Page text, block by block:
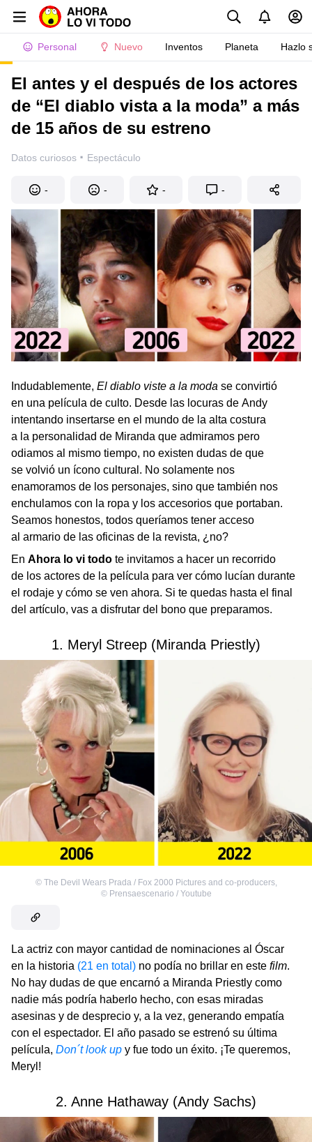
Personal Nuevo Inventos Planeta Hazlo
El antes y el después de los actores
de “El diablo vista a la moda” a más
de 15 años de su estreno
Datos curiosos · Espectáculo
- - - -
Indudablemente, El diablo viste a la moda se convirtió
en una película de culto. Desde las locuras de Andy
intentando insertarse en el mundo de la alta costura
a la personalidad de Miranda que admiramos pero
odiamos al mismo tiempo, no existen dudas de que
se volvió un ícono cultural. No solamente nos
enamoramos de los personajes, sino que también nos
enchulamos con la ropa y los accesorios que portaban.
Seamos honestos, todos queríamos tener acceso
al armario de las oficinas de la revista, ¿no?
En Ahora lo vi todo te invitamos a hacer un recorrido
de los actores de la película para ver cómo lucían durante
el rodaje y cómo se ven ahora. Si te quedas hasta el final
del artículo, vas a disfrutar del bono que preparamos.
1. Meryl Streep (Miranda Priestly)
© The Devil Wears Prada / Fox 2000 Pictures and co-producers,
© Prensaescenario / Youtube
La actriz con mayor cantidad de nominaciones al Óscar
en la historia (21 en total) no podía no brillar en este film.
No hay dudas de que encarnó a Miranda Priestly como
nadie más podría haberlo hecho, con esas miradas
asesinas y de desprecio y, a la vez, generando empatía
con el espectador. El año pasado se estrenó su última
película, Don´t look up y fue todo un éxito. ¡Te queremos,
Meryl!
2. Anne Hathaway (Andy Sachs)